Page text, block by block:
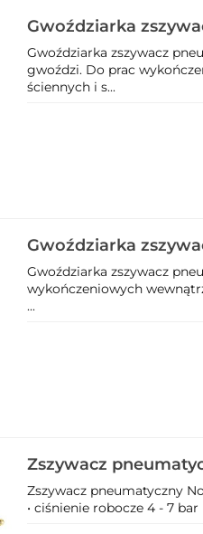
Gwoździarka
DKNG 40/50
Gwoździarka zszywacz
gwoździ. Do prac
ściennych i s...
Gwoździarka
50 601568500
Gwoździarka zszywacz
wykończeniowych
...
Zszywacz
Zszywacz pneumatyczny
• ciśnienie robocze 4 - 7